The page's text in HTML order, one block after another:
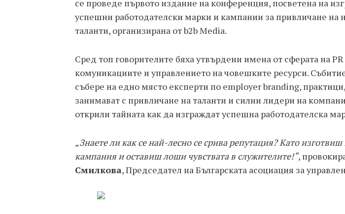
се проведе първото издание на конференция, посветена на
успешни работодателски марки и кампании за привличане на
таланти, организирана от b2b Media.
Сред топ говорителите бяха утвърдени имена от сферата на
комуникациите и управлението на човешките ресурси.
събере на едно място експерти по employer branding,
занимават с привличане на таланти и силни лидери на
открили тайната как да изграждат успешна работодателска
„Знаете ли как се най-лесно се срива репутация? Като
кампания и оставиш лоши чувствата в служителите!“,
Смилкова, Председател на Българската асоциация за